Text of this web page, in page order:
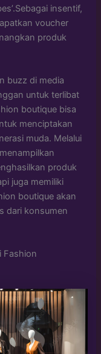
insentif,
voucher
produk
buzz di media
untuk terlibat
boutique bisa
menciptakan
muda. Melalui
produk
juga memiliki
boutique akan
dari konsumen
Fashion